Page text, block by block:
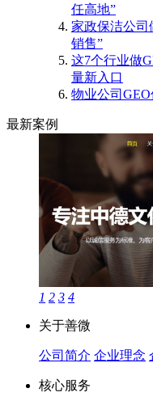
任高地”
家政保洁公司
销售”
这7个行业做
量新入口
物业公司
最新案例
1 2 3 4
关于善微
公司简介 企业理念
核心服务